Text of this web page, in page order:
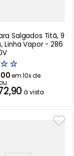
Salgados Titã, 9
Linha Vapor - 286
☆☆
00em10x de
,90 à vista